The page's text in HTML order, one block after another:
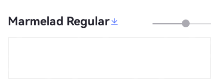
Marmelad Regular